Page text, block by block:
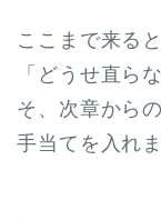
ここまで来る
「どうせ直ら
そ、次章から
手当てを入れま